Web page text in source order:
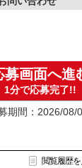
募画面へ進
1分で応募完了!!
期間：2026/08/
閲覧履歴